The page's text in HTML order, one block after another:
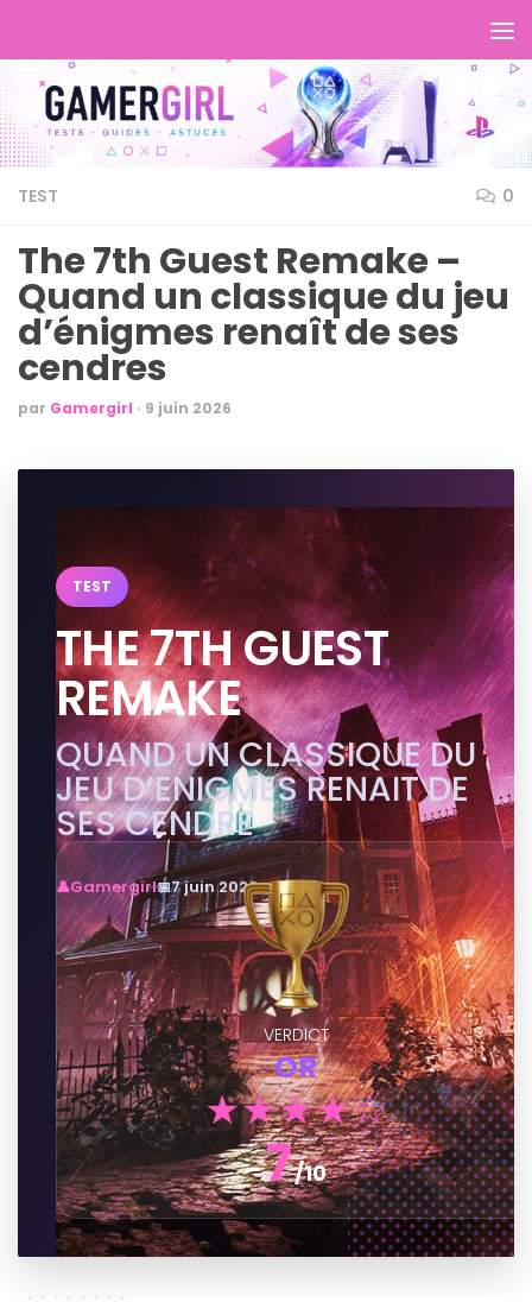
TEST 0
The 7th Guest Remake –
Quand un classique du jeu
d’énigmes renaît de ses
cendres
par Gamergirl · 9 juin 2026
TEST
THE 7TH GUEST
REMAKE
QUAND UN CLASSIQUE DU
JEU D’ENIGMES RENAIT DE
SES CENDRE
Gamergirl 7 juin 2026
VERDICT
OR
★★★★☆
7/10